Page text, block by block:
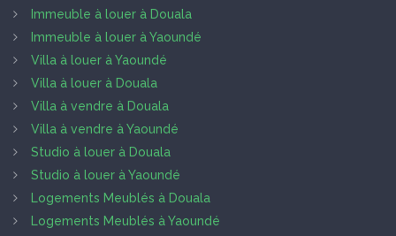
Immeuble à louer à Douala
Immeuble à louer à Yaoundé
Villa à louer à Yaoundé
Villa à louer à Douala
Villa à vendre à Douala
Villa à vendre à Yaoundé
Studio à louer à Douala
Studio à louer à Yaoundé
Logements Meublés à Douala
Logements Meublés à Yaoundé